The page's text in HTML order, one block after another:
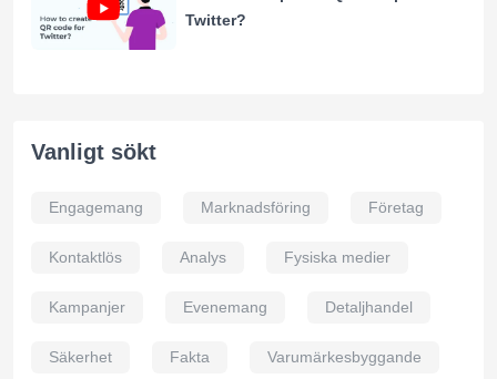
Twitter?
Vanligt sökt
Engagemang Marknadsföring Företag
Kontaktlös Analys Fysiska medier
Kampanjer Evenemang Detaljhandel
Säkerhet Fakta Varumärkesbyggande